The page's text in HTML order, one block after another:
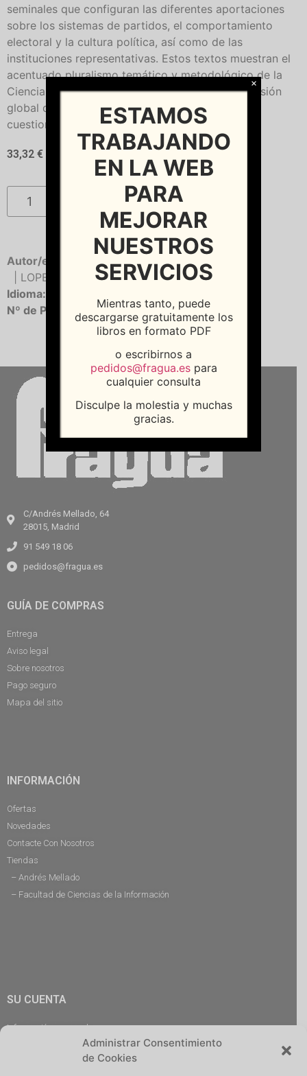
Administrar Consentimiento
de Cookies
seminales que configuran las diferentes aportaciones
sobre los sistemas de partidos, el comportamiento
electoral y la cultura política, así como de las
instituciones representativas. Estos textos muestran el
acentuado pluralismo temático y metodológico de la
Ciencia Política. Sugieren vías para una comprensión
global del origen y desarrollo de las diferentes
cuestiones y enfoques en vigor.
33,32 €
Añadir al carrito
Autor/es:
DELGADO SOTILLOS, Irene
| LOPEZ NIETO, Lourdes
Idioma:
Nº de Páginas:
613
C/Andrés Mellado, 64
28015, Madrid
91 549 18 06
pedidos@fragua.es
GUÍA DE COMPRAS
Entrega
Aviso legal
Sobre nosotros
Pago seguro
Mapa del sitio
INFORMACIÓN
Ofertas
Novedades
Contacte Con Nosotros
Tiendas
– Andrés Mellado
– Facultad de Ciencias de la Información
SU CUENTA
Información personal
ESTAMOS
TRABAJANDO
EN LA WEB
PARA
MEJORAR
NUESTROS
SERVICIOS
Mientras tanto, puede
descargarse gratuitamente los
libros en formato PDF
o escribirnos a
pedidos@fragua.espara
cualquier consulta
Disculpe la molestia y muchas
gracias.
×